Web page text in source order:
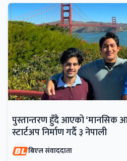
पुस्तान्तरण हुँदै आएको ‘मानसिक
स्टार्टअप निर्माण गर्दै ३ नेपाली
बिएल संवाददाता